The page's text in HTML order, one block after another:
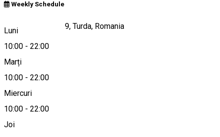
Weekly Schedule
Luni
10:00 - 22:00
Marți
10:00 - 22:00
Miercuri
10:00 - 22:00
Joi
Strada Războieni 9, Turda, Romania
Hartă